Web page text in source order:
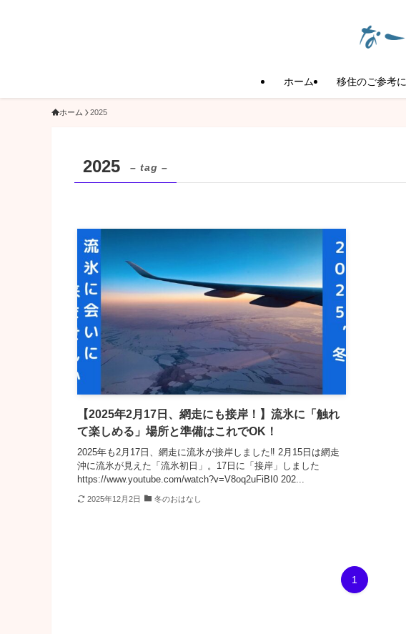
ホーム 移住のご参考に
ホーム 2025
2025 – tag –
【2025年2月17日、網走にも接岸！】流氷に「触れ
て楽しめる」場所と準備はこれでOK！
2025年も2月17日、網走に流氷が接岸しました‼️ 2月15日は網走
沖に流氷が見えた「流氷初日」。17日に「接岸」しました
https://www.youtube.com/watch?v=V8oq2uFiBI0 202...
2025年12月2日 冬のおはなし
1